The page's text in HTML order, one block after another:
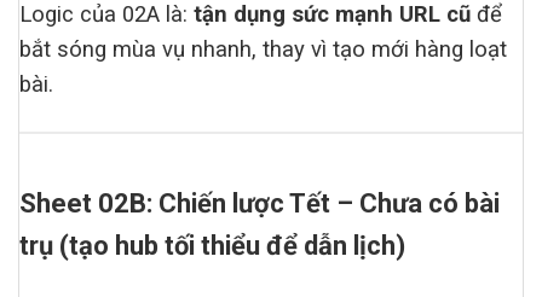
Logic của 02A là: tận dụng sức mạnh URL cũ để
bắt sóng mùa vụ nhanh, thay vì tạo mới hàng loạt
bài.
Sheet 02B: Chiến lược Tết – Chưa có bài
trụ (tạo hub tối thiểu để dẫn lịch)